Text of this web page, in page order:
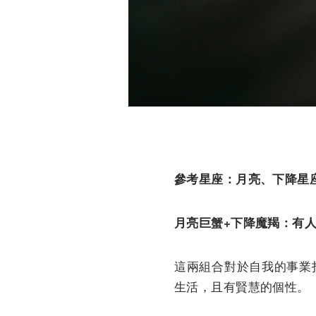
參考星座：月亮、下降星
月亮巨蟹+下降魔羯：有
這兩組合對於自我的事
生活，且有賢慧的個性。